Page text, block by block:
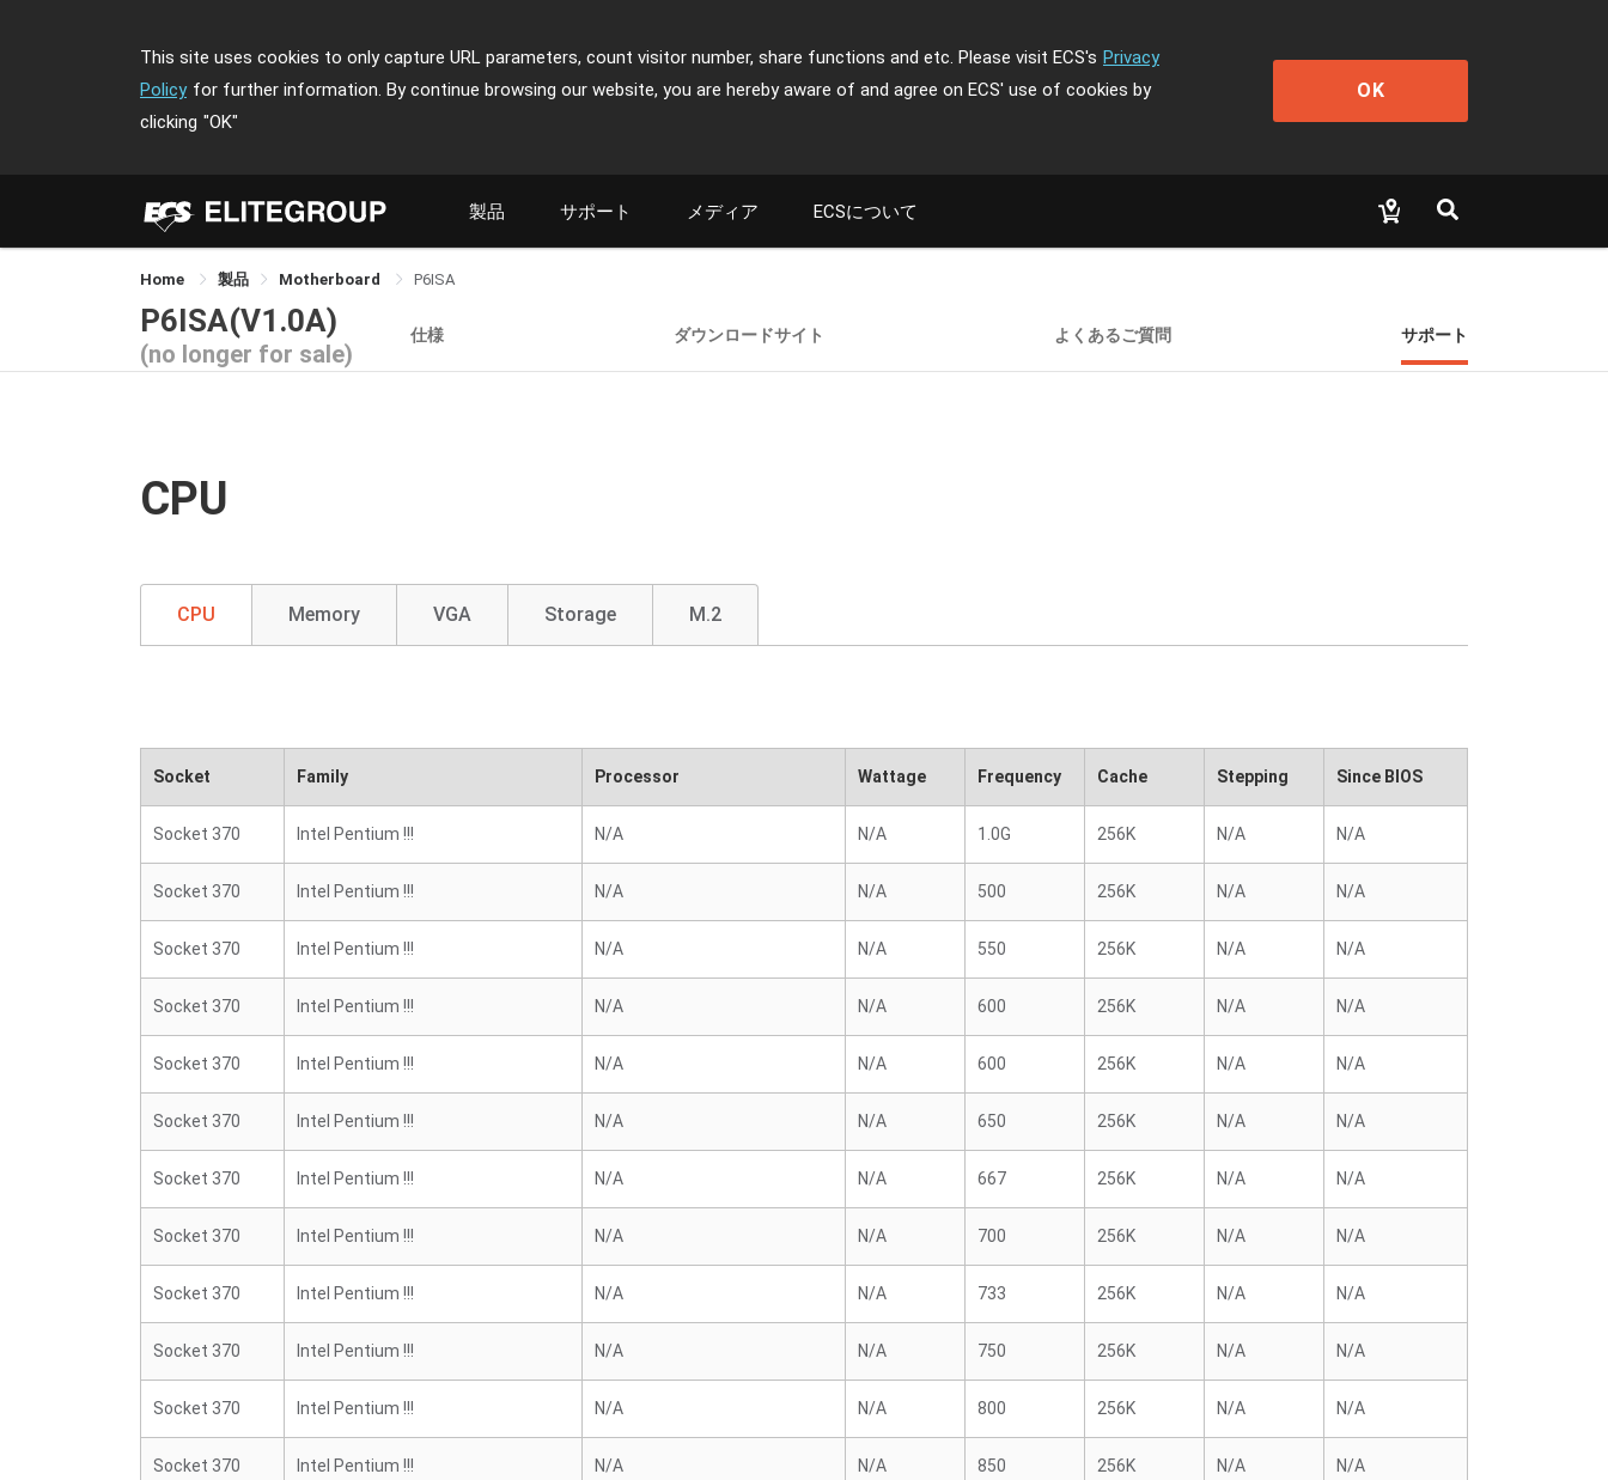
This site uses cookies to only capture URL parameters, count visitor number, share functions and etc. Please visit ECS's Privacy
Policy for further information. By continue browsing our website, you are hereby aware of and agree on ECS' use of cookies by
clicking "OK"
OK
製品 サポート メディア ECSについて
Home 製品 Motherboard P6ISA
P6ISA(V1.0A)
(no longer for sale)
仕様 ダウンロードサイト よくあるご質問 サポート
CPU
CPU Memory VGA Storage M.2
Socket Family Processor Wattage Frequency Cache Stepping Since BIOS
Socket 370 Intel Pentium !!! N/A N/A 1.0G 256K N/A N/A
Socket 370 Intel Pentium !!! N/A N/A 500 256K N/A N/A
Socket 370 Intel Pentium !!! N/A N/A 550 256K N/A N/A
Socket 370 Intel Pentium !!! N/A N/A 600 256K N/A N/A
Socket 370 Intel Pentium !!! N/A N/A 600 256K N/A N/A
Socket 370 Intel Pentium !!! N/A N/A 650 256K N/A N/A
Socket 370 Intel Pentium !!! N/A N/A 667 256K N/A N/A
Socket 370 Intel Pentium !!! N/A N/A 700 256K N/A N/A
Socket 370 Intel Pentium !!! N/A N/A 733 256K N/A N/A
Socket 370 Intel Pentium !!! N/A N/A 750 256K N/A N/A
Socket 370 Intel Pentium !!! N/A N/A 800 256K N/A N/A
Socket 370 Intel Pentium !!! N/A N/A 850 256K N/A N/A